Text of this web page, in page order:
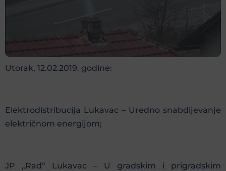
Utorak, 12.02.2019. godine:
Elektrodistribucija Lukavac – Uredno snabdijevanje
električnom energijom;
JP „Rad“ Lukavac – U gradskim i prigradskim